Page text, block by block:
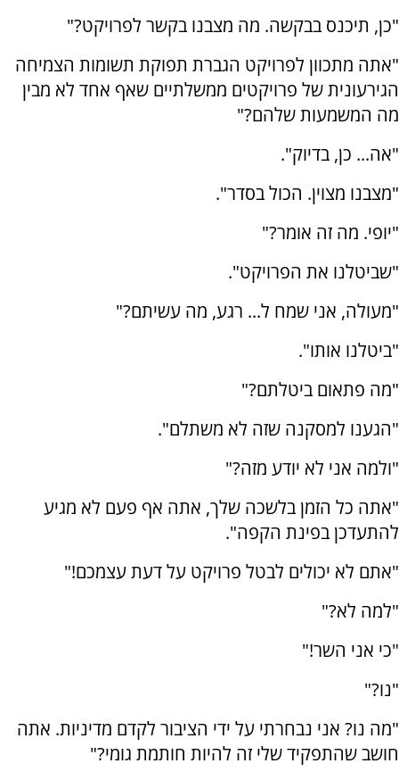
"כן, תיכנס בבקשה. מה מצבנו בקשר לפרויקט?"
"אתה מתכוון לפרויקט הגברת תפוקת תשומות הצמיחה
הגירעונית של פרויקטים ממשלתיים שאף אחד לא מבין
מה המשמעות שלהם?"
"אה... כן, בדיוק".
"מצבנו מצוין. הכול בסדר".
"יופי. מה זה אומר?"
"שביטלנו את הפרויקט".
"מעולה, אני שמח ל... רגע, מה עשיתם?"
"ביטלנו אותו".
"מה פתאום ביטלתם?"
"הגענו למסקנה שזה לא משתלם".
"ולמה אני לא יודע מזה?"
"אתה כל הזמן בלשכה שלך, אתה אף פעם לא מגיע
להתעדכן בפינת הקפה".
"אתם לא יכולים לבטל פרויקט על דעת עצמכם!"
"למה לא?"
"כי אני השר!"
"נו?"
"מה נו? אני נבחרתי על ידי הציבור לקדם מדיניות. אתה
חושב שהתפקיד שלי זה להיות חותמת גומי?"